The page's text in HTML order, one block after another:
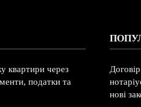
квартири через
податки та
нові